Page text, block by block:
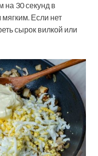
30 секунд в
Если нет
сырок вилкой или